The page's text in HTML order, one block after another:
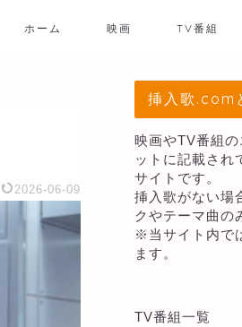
ホーム 映画 TV番組
2026-06-09
挿入歌.com
映画やTV番組
ットに記載され
サイトです。
挿入歌がない場
クやテーマ曲の
※当サイト内で
ます。
TV番組一覧